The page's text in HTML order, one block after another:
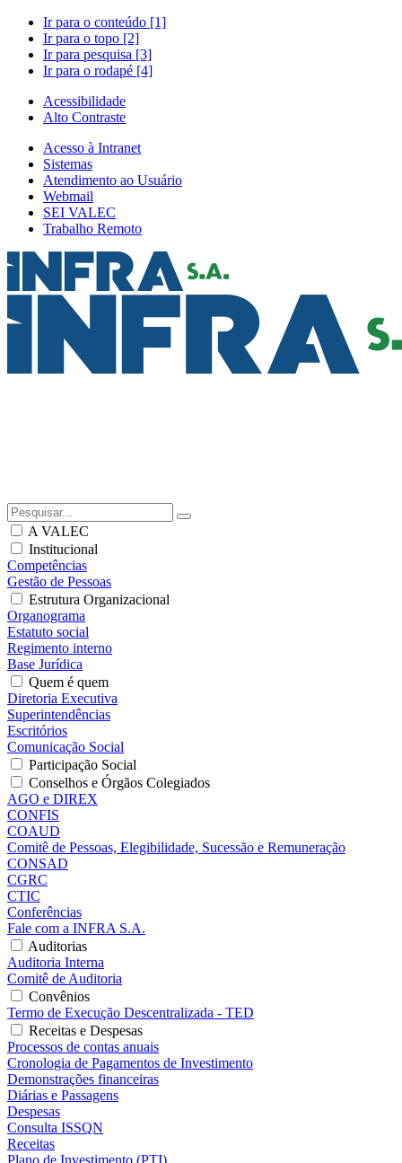
Ir para o conteúdo [1]
Ir para o topo [2]
Ir para pesquisa [3]
Ir para o rodapé [4]
Acessibilidade
Alto Contraste
Acesso à Intranet
Sistemas
Atendimento ao Usuário
Webmail
SEI VALEC
Trabalho Remoto
A VALEC
Institucional
Competências
Gestão de Pessoas
Estrutura Organizacional
Organograma
Estatuto social
Regimento interno
Base Jurídica
Quem é quem
Diretoria Executiva
Superintendências
Escritórios
Comunicação Social
Participação Social
Conselhos e Órgãos Colegiados
AGO e DIREX
CONFIS
COAUD
Comitê de Pessoas, Elegibilidade, Sucessão e Remuneração
CONSAD
CGRC
CTIC
Conferências
Fale com a INFRA S.A.
Auditorias
Auditoria Interna
Comitê de Auditoria
Convênios
Termo de Execução Descentralizada - TED
Receitas e Despesas
Processos de contas anuais
Cronologia de Pagamentos de Investimento
Demonstrações financeiras
Diárias e Passagens
Despesas
Consulta ISSQN
Receitas
Plano de Investimento (PTI)